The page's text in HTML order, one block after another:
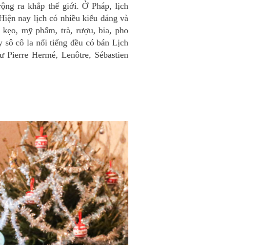
ra khắp thế giới. Ở Pháp, lịch
nay lịch có nhiều kiểu dáng và
mỹ phẩm, trà, rượu, bia, pho
sô cô la nổi tiếng đều có bán Lịch
Hermé, Lenôtre, Sébastien